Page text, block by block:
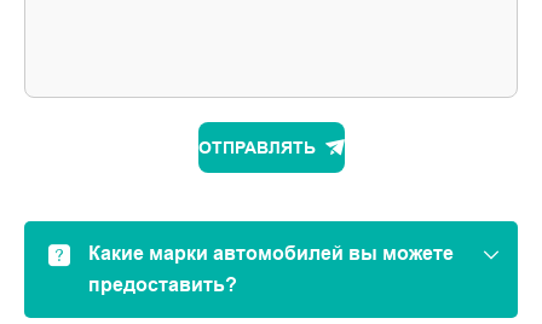
ОТПРАВЛЯТЬ
Какие марки автомобилей вы можете
предоставить?